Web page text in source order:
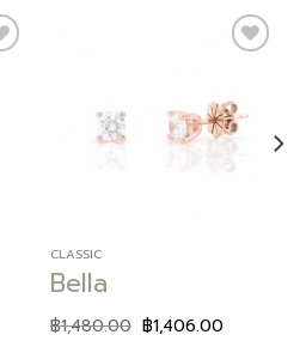
Add to
wishlist
CLASSIC
Bella
฿1,480.00 ฿1,406.00